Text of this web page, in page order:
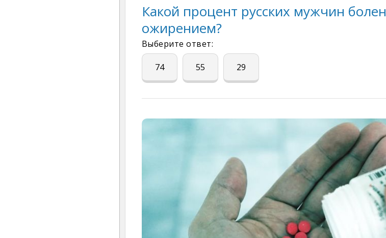
Какой процент русских мужчин болен
ожирением?
Выберите ответ:
74 55 29